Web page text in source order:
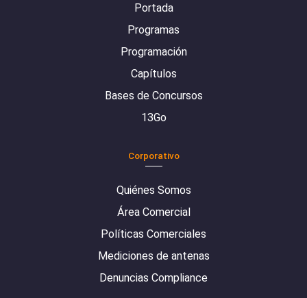
Portada
Programas
Programación
Capítulos
Bases de Concursos
13Go
Corporativo
Quiénes Somos
Área Comercial
Políticas Comerciales
Mediciones de antenas
Denuncias Compliance